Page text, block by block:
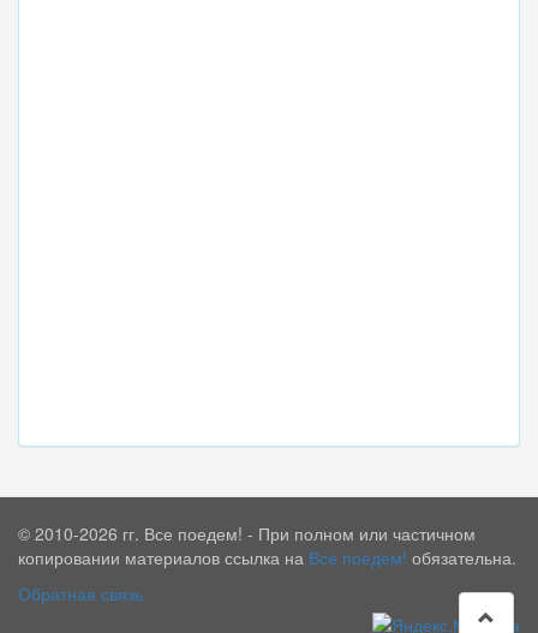
© 2010-2026 гг. Все поедем! - При полном или частичном
копировании материалов ссылка на Все поедем! обязательна.
Обратная связь